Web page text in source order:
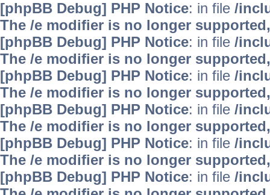
[phpBB Debug] PHP Notice: in file /
The /e modifier is no longer
[phpBB Debug] PHP Notice: in file /
The /e modifier is no longer
[phpBB Debug] PHP Notice: in file /
The /e modifier is no longer
[phpBB Debug] PHP Notice: in file /
The /e modifier is no longer
[phpBB Debug] PHP Notice: in file /
The /e modifier is no longer
[phpBB Debug] PHP Notice: in file /